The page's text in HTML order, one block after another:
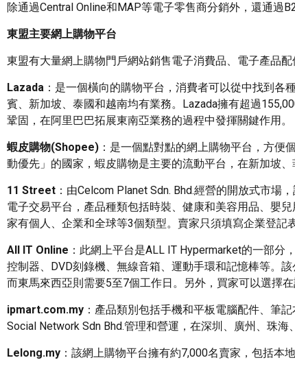
除通過Central Online和MAP等電子零售商分銷外，還通過
東盟主要網上購物平台
東盟有大量網上購物門戶網站銷售電子消費品、電子產品
Lazada ：是一個橫向的購物平台，消費者可以從中找到
賓、新加坡、泰國和越南均有業務。Lazada擁有超過
鞏固，在阿里巴巴拓展東南亞業務的過程中發揮關鍵作用。
蝦皮購物(Shopee) ：是一個點對點的網上購物平台，方
動優先」的國家，蝦皮購物是主要的流動平台，在新加坡
11 Street ：由Celcom Planet Sdn. Bhd.經營的開放式市場
電子交易平台，產品種類包括時裝、健康和美容用品、嬰
家有個人、企業和全球等3個類型。賣家只須填寫企業登記
All IT Online ：此網上平台是ALL IT Hypermarket的一部
控制器、DVD刻錄機、無線音箱、運動手環和記憶棒等。
而東馬來西亞則需要5至7個工作日。另外，買家可以選擇
ipmart.com.my ：產品類別包括手機和平板電腦配件、筆
Social Network Sdn Bhd.管理和營運，在深圳、廣州、珠
Lelong.my ：該網上購物平台擁有約7,000名賣家，包括本